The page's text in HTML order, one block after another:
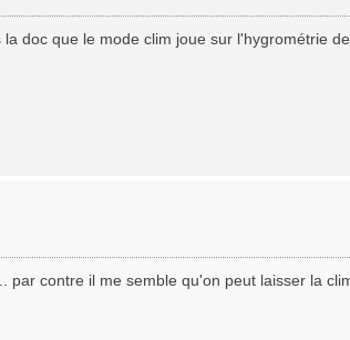
doc que le mode clim joue sur l'hygrométrie de
par contre il me semble qu'on peut laisser la